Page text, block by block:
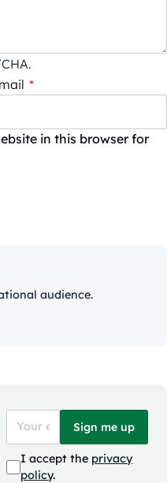
*
in this browser for
audience.
Sign me up
I accept the privacy
policy.